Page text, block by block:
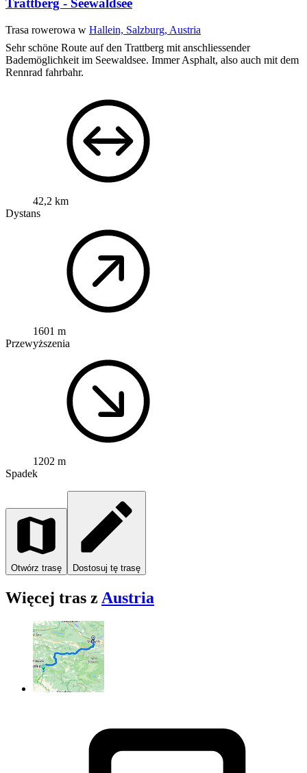
Trattberg - Seewaldsee
Trasa rowerowa w Hallein, Salzburg, Austria
Sehr schöne Route auf den Trattberg mit anschliessender
Bademöglichkeit im Seewaldsee. Immer Asphalt, also auch mit dem
Rennrad fahrbahr.
42,2 km
Dystans
1601 m
Przewyższenia
1202 m
Spadek
Otwórz trasę Dostosuj tę trasę
Więcej tras z Austria